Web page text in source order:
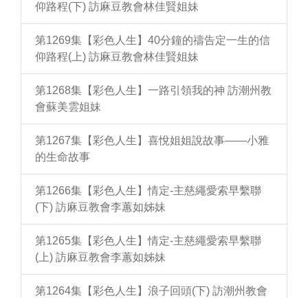
仰路程(下) 訪麻豆教會林佳賢姐妹
第1269集【彩色人生】40分鐘的禱告定一生的信
仰路程(上) 訪麻豆教會林佳賢姐妹
第1268集【彩色人生】一路引領我的神 訪潮州教
會蘇美雲姐妹
第1267集【彩色人生】喜悅姐姐說故事——小雅
的生命故事
第1266集【彩色人生】情定-主慈繩愛索早繫聯
(下) 訪麻豆教會李蕙如姊妹
第1265集【彩色人生】情定-主慈繩愛索早繫聯
(上) 訪麻豆教會李蕙如姊妹
第1264集【彩色人生】浪子回頭(下) 訪潮州教會